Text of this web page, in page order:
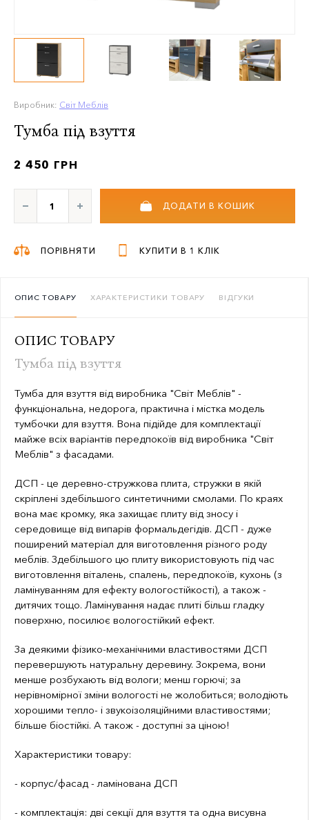
Виробник: Світ Меблів
Тумба під взуття
2 450 ГРН
ДОДАТИ В КОШИК
ПОРІВНЯТИ КУПИТИ В 1 КЛІК
ОПИС ТОВАРУ ХАРАКТЕРИСТИКИ ТОВАРУ ВІДГУКИ
ОПИС ТОВАРУ
Тумба під взуття
Тумба для взуття від виробника "Світ Меблів" -
функціональна, недорога, практична і містка модель
тумбочки для взуття. Вона підійде для комплектації
майже всіх варіантів передпокоїв від виробника "Світ
Меблів" з фасадами.
ДСП - це деревно-стружкова плита, стружки в якій
скріплені здебільшого синтетичними смолами. По краях
вона має кромку, яка захищає плиту від зносу і
середовище від випарів формальдегідів. ДСП - дуже
поширений матеріал для виготовлення різного роду
меблів. Здебільшого цю плиту використовують під час
виготовлення віталень, спалень, передпокоїв, кухонь (з
ламінуванням для ефекту вологостійкості), а також -
дитячих тощо. Ламінування надає плиті більш гладку
поверхню, посилює вологостійкий ефект.
За деякими фізико-механічними властивостями ДСП
перевершують натуральну деревину. Зокрема, вони
менше розбухають від вологи; менш горючі; за
нерівномірної зміни вологості не жолобиться; володіють
хорошими тепло- і звукоізоляційними властивостями;
більше біостійкі. А також - доступні за ціною!
Характеристики товару:
- корпус/фасад - ламінована ДСП
- комплектація: дві секції для взуття та одна висувна